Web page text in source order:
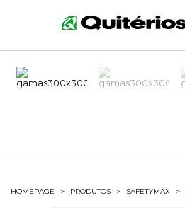
HOMEPAGE > PRODUTOS > SAFETYMAX >